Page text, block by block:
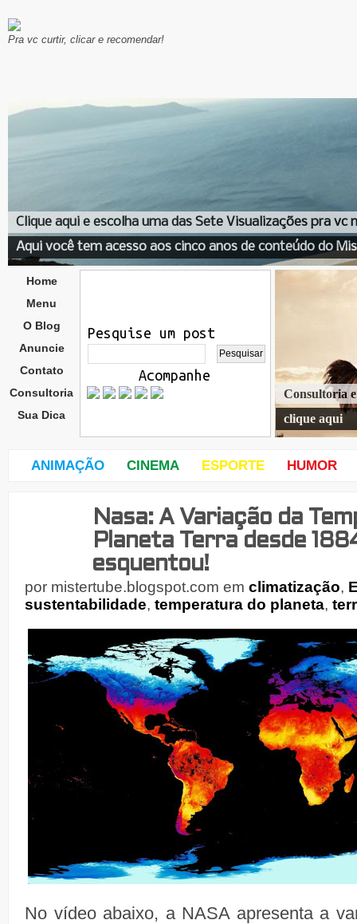
Pra vc curtir, clicar e recomendar!
Clique aqui e escolha uma das Sete Visualizações pra vc
Aqui você tem acesso aos cinco anos de conteúdo do
Home
Menu
O Blog
Anuncie
Contato
Consultoria
Sua Dica
Pesquise um post
Acompanhe
Consultoria
clique aqui
ANIMAÇÃO CINEMA ESPORTE HUMOR
Nasa: A Variação da
Planeta Terra desde
esquentou!
por mistertube.blogspot.com em climatização,
sustentabilidade, temperatura do planeta,
No vídeo abaixo, a NASA apresenta a